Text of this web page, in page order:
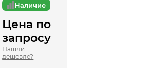
Наличие
Цена по
запросу
Нашли
дешевле?